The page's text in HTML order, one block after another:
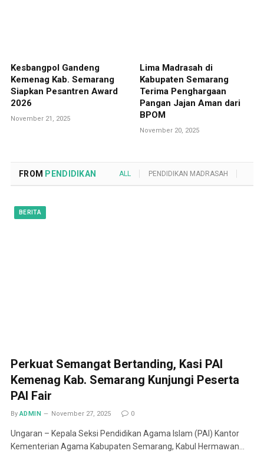
Kesbangpol Gandeng
Kemenag Kab. Semarang
Siapkan Pesantren Award
2026
November 21, 2025
Lima Madrasah di
Kabupaten Semarang
Terima Penghargaan
Pangan Jajan Aman dari
BPOM
November 20, 2025
FROM PENDIDIKAN ALL PENDIDIKAN MADRASAH
BERITA
Perkuat Semangat Bertanding, Kasi PAI
Kemenag Kab. Semarang Kunjungi Peserta
PAI Fair
By ADMIN November 27, 2025 0
Ungaran – Kepala Seksi Pendidikan Agama Islam (PAI) Kantor
Kementerian Agama Kabupaten Semarang, Kabul Hermawan…